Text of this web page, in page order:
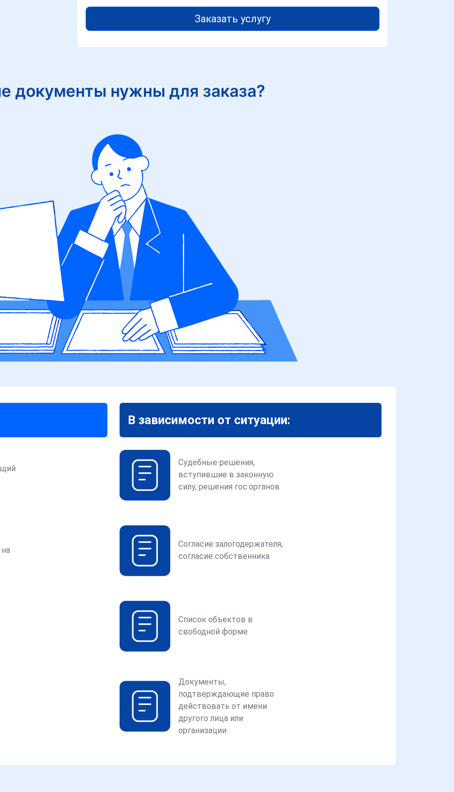
Заказать услугу
документы нужны для заказа?
В зависимости от ситуации:
Судебные решения,
вступившие в законную
силу, решения гос.органов
Согласие залогодержателя,
согласие собственника
Список объектов в
свободной форме
Документы,
подтверждающие право
действовать от имени
другого лица или
организации